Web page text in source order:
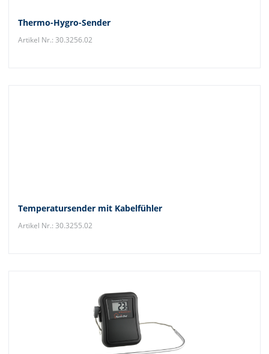
Thermo-Hygro-Sender
Artikel Nr.: 30.3256.02
Temperatursender mit Kabelfühler
Artikel Nr.: 30.3255.02